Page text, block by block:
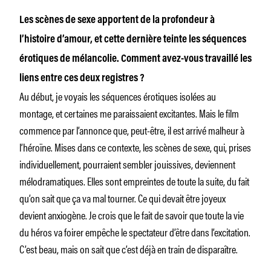
Les scènes de sexe apportent de la profondeur à
l’histoire d’amour, et cette dernière teinte les séquences
érotiques de mélancolie. Comment avez-vous travaillé les
liens entre ces deux registres ?
Au début, je voyais les séquences érotiques isolées au
montage, et certaines me paraissaient excitantes. Mais le film
commence par l’annonce que, peut-être, il est arrivé malheur à
l’héroïne. Mises dans ce contexte, les scènes de sexe, qui, prises
individuellement, pourraient sembler jouissives, deviennent
mélodramatiques. Elles sont empreintes de toute la suite, du fait
qu’on sait que ça va mal tourner. Ce qui devait être joyeux
devient anxiogène. Je crois que le fait de savoir que toute la vie
du héros va foirer empêche le spectateur d’être dans l’excitation.
C’est beau, mais on sait que c’est déjà en train de disparaître.